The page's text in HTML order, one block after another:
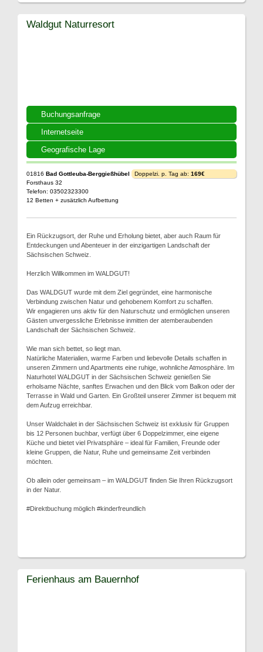
Buchungsanfrage
Internetseite
Geografische Lage
Waldgut Naturresort
01816 Bad Gottleuba-Berggießhübel
Forsthaus 32
Telefon: 03502323300
12 Betten + zusätzlich Aufbettung
Doppelzi. p. Tag ab: 169€
Ein Rückzugsort, der Ruhe und Erholung bietet, aber auch Raum für
Entdeckungen und Abenteuer in der einzigartigen Landschaft der
Sächsischen Schweiz.
Herzlich Willkommen im WALDGUT!
Das WALDGUT wurde mit dem Ziel gegründet, eine harmonische
Verbindung zwischen Natur und gehobenem Komfort zu schaffen.
Wir engagieren uns aktiv für den Naturschutz und ermöglichen unseren
Gästen unvergessliche Erlebnisse inmitten der atemberaubenden
Landschaft der Sächsischen Schweiz.
Wie man sich bettet, so liegt man.
Natürliche Materialien, warme Farben und liebevolle Details schaffen in
unseren Zimmern und Apartments eine ruhige, wohnliche Atmosphäre. Im
Naturhotel WALDGUT in der Sächsischen Schweiz genießen Sie
erholsame Nächte, sanftes Erwachen und den Blick vom Balkon oder der
Terrasse in Wald und Garten. Ein Großteil unserer Zimmer ist bequem mit
dem Aufzug erreichbar.
Unser Waldchalet in der Sächsischen Schweiz ist exklusiv für Gruppen
bis 12 Personen buchbar, verfügt über 6 Doppelzimmer, eine eigene
Küche und bietet viel Privatsphäre – ideal für Familien, Freunde oder
kleine Gruppen, die Natur, Ruhe und gemeinsame Zeit verbinden
möchten.
Ob allein oder gemeinsam – im WALDGUT finden Sie Ihren Rückzugsort
in der Natur.
#Direktbuchung möglich #kinderfreundlich
Ferienhaus am Bauernhof